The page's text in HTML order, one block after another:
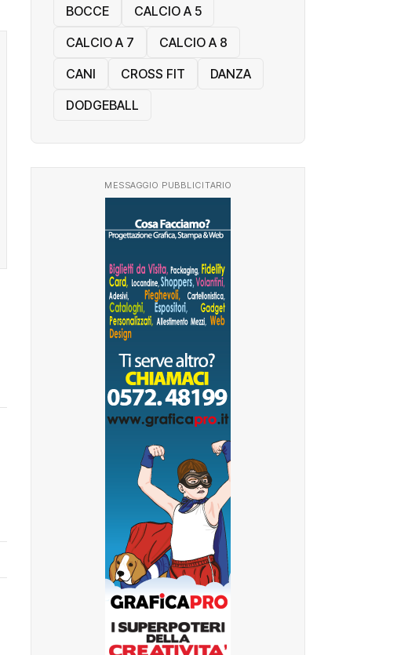
BOCCE
CALCIO A 5
CALCIO A 7
CALCIO A 8
CANI
CROSS FIT
DANZA
DODGEBALL
MESSAGGIO PUBBLICITARIO